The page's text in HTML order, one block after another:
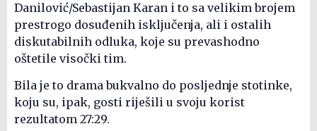
Danilović/Sebastijan Karan i to sa velikim brojem
prestrogo dosuđenih isključenja, ali i ostalih
diskutabilnih odluka, koje su prevashodno
oštetile visočki tim.
Bila je to drama bukvalno do posljednje stotinke,
koju su, ipak, gosti riješili u svoju korist
rezultatom 27:29.